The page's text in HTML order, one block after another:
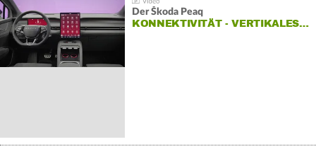
Der Škoda Peaq
KONNEKTIVITÄT - VERTIKALES…